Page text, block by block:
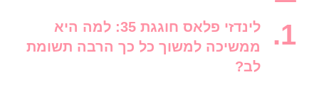
לינדזי פלאס חוגגת 35: למה היא
ממשיכה למשוך כל כך הרבה תשומת
לב?